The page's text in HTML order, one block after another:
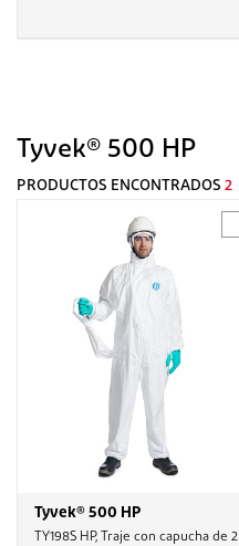
Tyvek® 500 HP
PRODUCTOS ENCONTRADOS 2
Tyvek® 500 HP
TY198S HP, Traje con capucha de 2